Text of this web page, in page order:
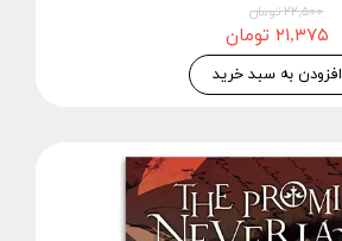
۲۲,۵۰۰ تومان
۲۱,۳۷۵ تومان
افزودن به سبد خرید